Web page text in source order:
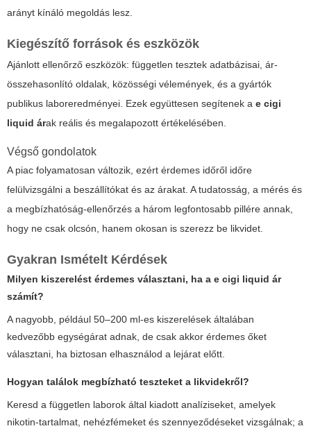
arányt kínáló megoldás lesz.
Kiegészítő források és eszközök
Ajánlott ellenőrző eszközök: független tesztek adatbázisai, ár-
összehasonlító oldalak, közösségi vélemények, és a gyártók
publikus laboreredményei. Ezek együttesen segítenek a e cigi
liquid árak reális és megalapozott értékelésében.
Végső gondolatok
A piac folyamatosan változik, ezért érdemes időről időre
felülvizsgálni a beszállítókat és az árakat. A tudatosság, a mérés és
a megbízhatóság-ellenőrzés a három legfontosabb pillére annak,
hogy ne csak olcsón, hanem okosan is szerezz be likvidet.
Gyakran Ismételt Kérdések
Milyen kiszerelést érdemes választani, ha a e cigi liquid ár
számít?
A nagyobb, például 50–200 ml-es kiszerelések általában
kedvezőbb egységárat adnak, de csak akkor érdemes őket
választani, ha biztosan elhasználod a lejárat előtt.
Hogyan találok megbízható teszteket a likvidekről?
Keresd a független laborok által kiadott analíziseket, amelyek
nikotin-tartalmat, nehézfémeket és szennyeződéseket vizsgálnak; a